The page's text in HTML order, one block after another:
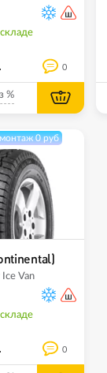
0
%
0 руб
Van
0